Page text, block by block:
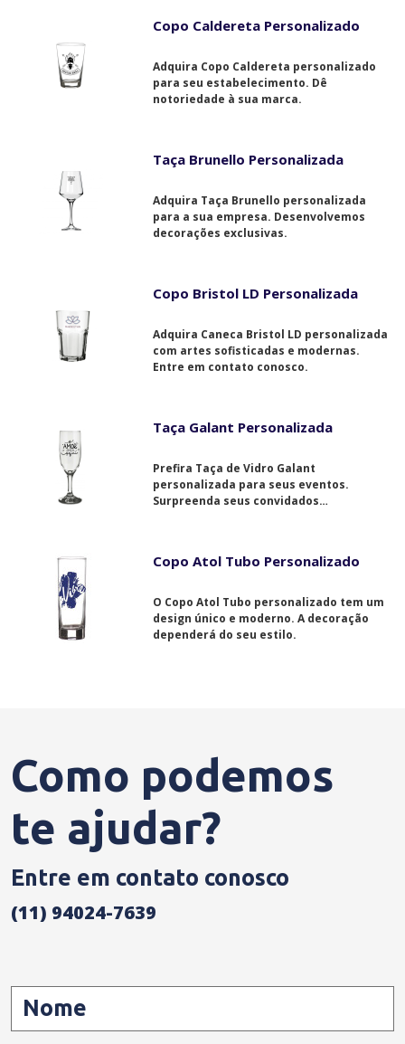
Copo Caldereta Personalizado
Adquira Copo Caldereta personalizado
para seu estabelecimento. Dê
notoriedade à sua marca.
Taça Brunello Personalizada
Adquira Taça Brunello personalizada
para a sua empresa. Desenvolvemos
decorações exclusivas.
Copo Bristol LD Personalizada
Adquira Caneca Bristol LD personalizada
com artes sofisticadas e modernas.
Entre em contato conosco.
Taça Galant Personalizada
Prefira Taça de Vidro Galant
personalizada para seus eventos.
Surpreenda seus convidados
Copo Atol Tubo Personalizado
O Copo Atol Tubo personalizado tem um
design único e moderno. A decoração
dependerá do seu estilo.
Como podemos
te ajudar?
Entre em contato conosco
(11) 94024-7639
Nome